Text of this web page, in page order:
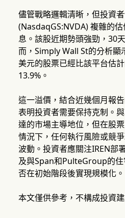
儘管戰略邏輯清晰，但投資
(NasdaqGS:NVDA) 複雜的
息。該股近期勢頭強勁，30
而，Simply Wall St的分析顯
美元的股票已經比該平台估
13.9%。
這一溢價，結合近幾個月報
表明投資者需要保持克制。
達的市場主導地位，但在股
情況下，任何執行風險或競
波動。投資者應關注IREN部
及與Span和PulteGroup的
否在初始階段後實現規模化。
本文僅供參考，不構成投資建